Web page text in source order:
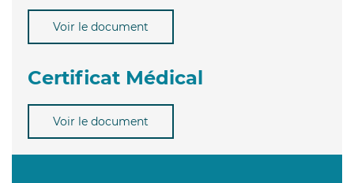
Voir le document
Certificat Médical
Voir le document